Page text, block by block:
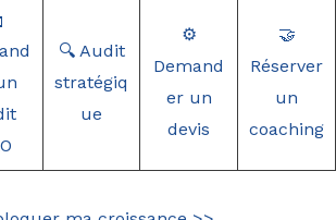
🔍 Audit
stratégiq
ue
⚙️
Demand
er un
devis
🤝
Réserver
un
coaching